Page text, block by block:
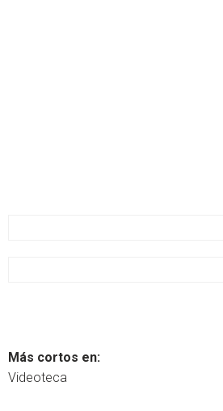
Más cortos en:
Videoteca